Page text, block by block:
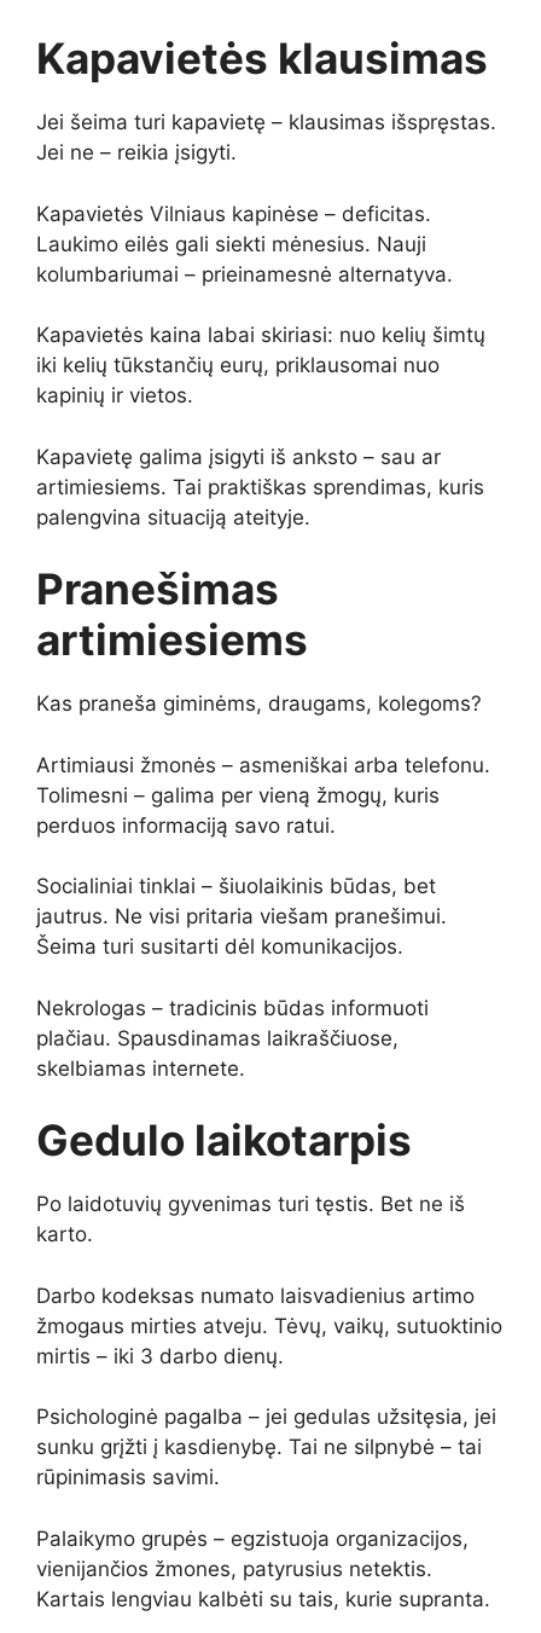
Kapavietės klausimas
Jei šeima turi kapavietę – klausimas išspręstas.
Jei ne – reikia įsigyti.
Kapavietės Vilniaus kapinėse – deficitas.
Laukimo eilės gali siekti mėnesius. Nauji
kolumbariumai – prieinamesnė alternatyva.
Kapavietės kaina labai skiriasi: nuo kelių šimtų
iki kelių tūkstančių eurų, priklausomai nuo
kapinių ir vietos.
Kapavietę galima įsigyti iš anksto – sau ar
artimiesiems. Tai praktiškas sprendimas, kuris
palengvina situaciją ateityje.
Pranešimas
artimiesiems
Kas praneša giminėms, draugams, kolegoms?
Artimiausi žmonės – asmeniškai arba telefonu.
Tolimesni – galima per vieną žmogų, kuris
perduos informaciją savo ratui.
Socialiniai tinklai – šiuolaikinis būdas, bet
jautrus. Ne visi pritaria viešam pranešimui.
Šeima turi susitarti dėl komunikacijos.
Nekrologas – tradicinis būdas informuoti
plačiau. Spausdinamas laikraščiuose,
skelbiamas internete.
Gedulo laikotarpis
Po laidotuvių gyvenimas turi tęstis. Bet ne iš
karto.
Darbo kodeksas numato laisvadienius artimo
žmogaus mirties atveju. Tėvų, vaikų, sutuoktinio
mirtis – iki 3 darbo dienų.
Psichologinė pagalba – jei gedulas užsitęsia, jei
sunku grįžti į kasdienybę. Tai ne silpnybė – tai
rūpinimasis savimi.
Palaikymo grupės – egzistuoja organizacijos,
vienijančios žmones, patyrusius netektis.
Kartais lengviau kalbėti su tais, kurie supranta.